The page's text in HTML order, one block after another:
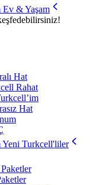
Ev & Yaşam
Hat
Rahat
Hat
Yeni Turkcell'liler